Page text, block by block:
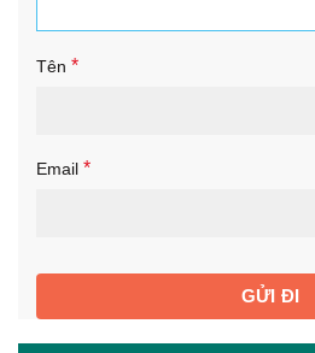
Tên *
Email *